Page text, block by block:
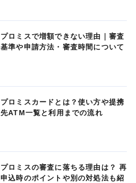
プロミスで増額できない理由｜審査
基準や申請方法・審査時間について
プロミスカードとは？使い方や提携
先ATM一覧と利用までの流れ
プロミスの審査に落ちる理由は？ 再
申込時のポイントや別の対処法も紹